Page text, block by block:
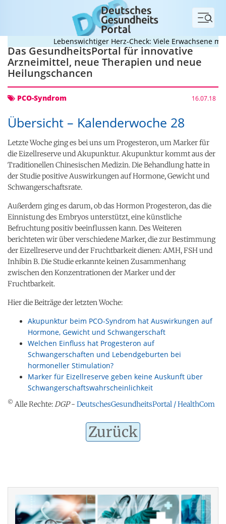
Menü
Lebenswichtiger Herz-Check: Viele Erwachsene mit
Das GesundheitsPortal für innovative
Arzneimittel, neue Therapien und neue
Heilungschancen
16.07.18
PCO-Syndrom
Übersicht – Kalenderwoche 28
Letzte Woche ging es bei uns um Progesteron, um Marker für
die Eizellreserve und Akupunktur. Akupunktur kommt aus der
Traditionellen Chinesischen Medizin. Die Behandlung hatte in
der Studie positive Auswirkungen auf Hormone, Gewicht und
Schwangerschaftsrate.
Außerdem ging es darum, ob das Hormon Progesteron, das die
Einnistung des Embryos unterstützt, eine künstliche
Befruchtung positiv beeinflussen kann. Des Weiteren
berichteten wir über verschiedene Marker, die zur Bestimmung
der Eizellreserve und der Fruchtbarkeit dienen: AMH, FSH und
Inhibin B. Die Studie erkannte keinen Zusammenhang
zwischen den Konzentrationen der Marker und der
Fruchtbarkeit.
Hier die Beiträge der letzten Woche:
Akupunktur beim PCO-Syndrom hat Auswirkungen auf
Hormone, Gewicht und Schwangerschaft
Welchen Einfluss hat Progesteron auf
Schwangerschaften und Lebendgeburten bei
hormoneller Stimulation?
Marker für Eizellreserve geben keine Auskunft über
Schwangerschaftswahrscheinlichkeit
© Alle Rechte:DGP- DeutschesGesundheitsPortal / HealthCom
Zurück